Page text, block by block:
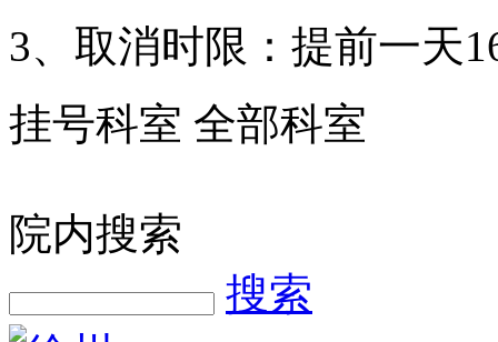
3、取消时限：提前一天
挂号科室 全部科室
院内搜索
搜索